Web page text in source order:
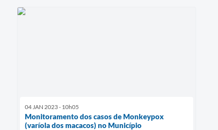
04 JAN 2023 - 10h05
Monitoramento dos casos de Monkeypox
(varíola dos macacos) no Município